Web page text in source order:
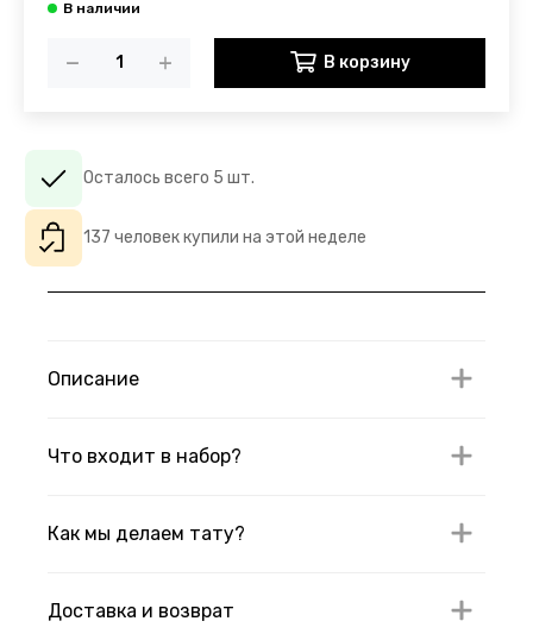
В корзину
Осталось всего 5 шт.
137 человек купили на этой неделе
Описание
Что входит в набор?
Как мы делаем тату?
Доставка и возврат